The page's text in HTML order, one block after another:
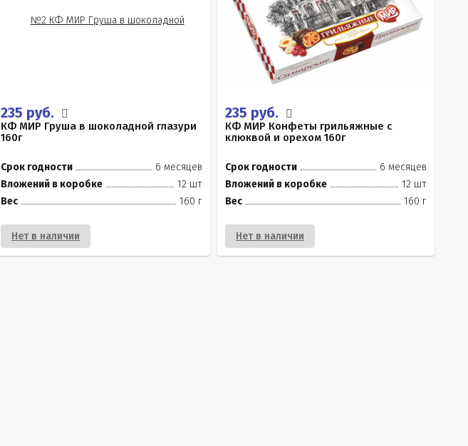
235 руб.
КФ МИР Груша в шоколадной глазури
160г
Срок годности
6 месяцев
Вложений в коробке
12 шт
Вес
160 г
Нет в наличии
235 руб.
КФ МИР Конфеты грильяжные с
клюквой и орехом 160г
Срок годности
6 месяцев
Вложений в коробке
12 шт
Вес
160 г
Нет в наличии